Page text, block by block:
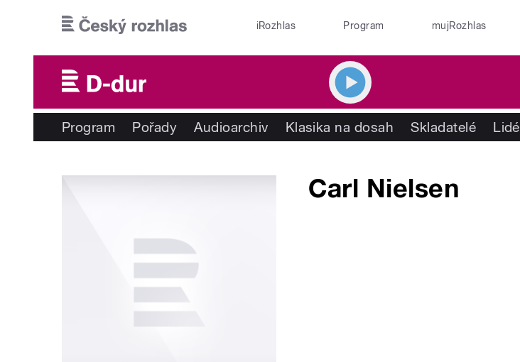
iRozhlas Program mujRozhlas
Program Pořady Audioarchiv Klasika na dosah Skladatelé Lidé
Carl Nielsen